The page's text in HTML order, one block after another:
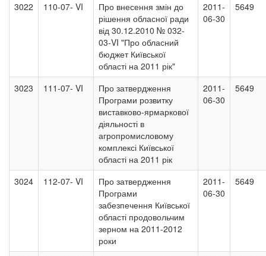
3022 110-07- VI
Про внесення змін до
рішення обласної ради
від 30.12.2010 № 032-
03-VI "Про обласний
бюджет Київської
області на 2011 рік"
2011-
06-30
5649
3023 111-07- VI
Про затвердження
Програми розвитку
виставково-ярмаркової
діяльності в
агропромисловому
комплексі Київської
області на 2011 рік
2011-
06-30
5649
3024 112-07- VI
Про затвердження
Програми
забезпечення Київської
області продовольчим
зерном на 2011-2012
роки
2011-
06-30
5649